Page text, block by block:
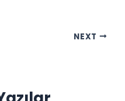
NEXT